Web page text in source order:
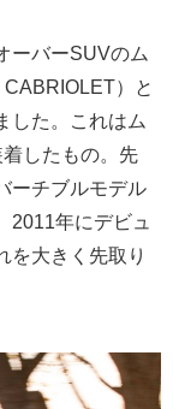
ーバーSUVのム
）と
した。これはム
したもの。先
ーチブルモデル
2011年にデビュ
を大きく先取り